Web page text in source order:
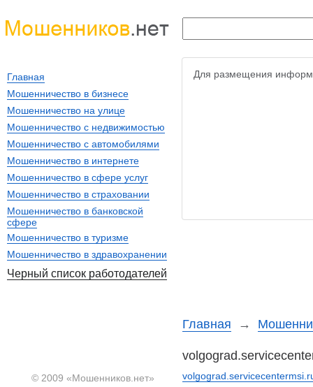
Для размещения
Главная →
Главная
Мошенничество в бизнесе
Мошенничество на улице
Мошенничество с недвижимостью
Мошенничество с автомобилями
Мошенничество в интернете
Мошенничество в сфере услуг
Мошенничество в страховании
Мошенничество в банковской
сфере
Мошенничество в туризме
Мошенничество в здравохранении
Черный список работодателей
© 2009 «Мошенников.нет»